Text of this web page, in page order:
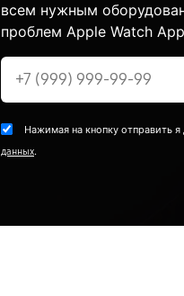
всем нужным
проблем Apple Watch
Нажимая на кнопку отправить
данных.